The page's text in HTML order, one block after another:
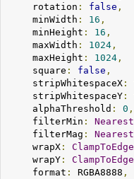
    rotation
: false ,
    minWidth
: 16 ,
    minHeight
: 16 ,
    maxWidth
: 1024 ,
    maxHeight
: 1024 ,
    square
: false ,
    stripWhitespaceX
:
    stripWhitespaceY
:
    alphaThreshold
: 0 ,
    filterMin
: Nearest
    filterMag
: Nearest
    wrapX
: ClampToEdge
    wrapY
: ClampToEdge
    format
: RGBA8888 ,